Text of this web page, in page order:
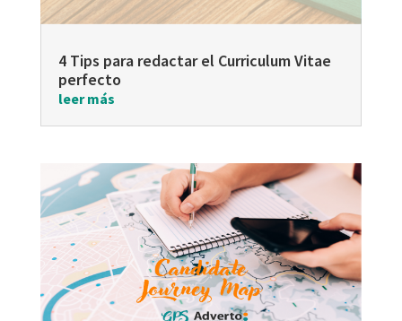
4 Tips para redactar el Curriculum Vitae
perfecto
leer más